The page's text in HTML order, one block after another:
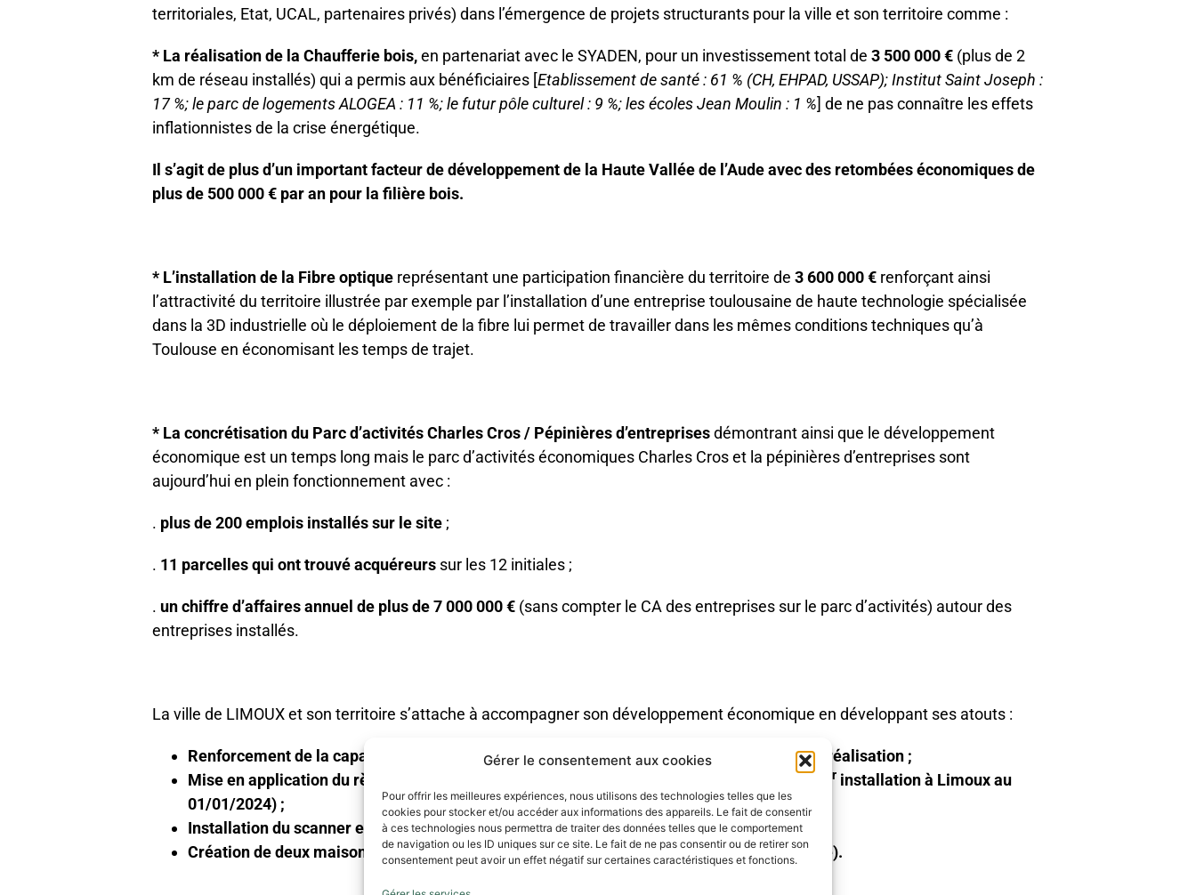
Gérer le consentement aux cookies
Pour offrir les meilleures expériences, nous utilisons des technologies telles que les
cookies pour stocker et/ou accéder aux informations des appareils. Le fait de consentir
à ces technologies nous permettra de traiter des données telles que le comportement
de navigation ou les ID uniques sur ce site. Le fait de ne pas consentir ou de retirer son
consentement peut avoir un effet négatif sur certaines caractéristiques et fonctions.
territoriales, Etat, UCAL, partenaires privés) dans l’émergence de projets structurants pour la ville et son territoire comme :
* La réalisation de la Chaufferie bois,en partenariat avec le SYADEN, pour un investissement total de3 500 000 € (plus de 2
km de réseau installés) qui a permis aux bénéficiaires [Etablissement de santé : 61 % (CH, EHPAD, USSAP); Institut Saint Joseph :
17 %; le parc de logements ALOGEA : 11 %; le futur pôle culturel : 9 %; les écoles Jean Moulin : 1 %] de ne pas connaître les effets
inflationnistes de la crise énergétique.
Il s’agit de plus d’un important facteur de développement de la Haute Vallée de l’Aude avec des retombées économiques de
plus de 500 000 € par an pour la filière bois.
* L’installation de la Fibre optique représentant une participation financière du territoire de 3 600 000 € renforçant ainsi
l’attractivité du territoire illustrée par exemple par l’installation d’une entreprise toulousaine de haute technologie spécialisée
dans la 3D industrielle où le déploiement de la fibre lui permet de travailler dans les mêmes conditions techniques qu’à
Toulouse en économisant les temps de trajet.
* La concrétisation du Parc d’activités Charles Cros / Pépinières d’entreprisesdémontrant ainsi que le développement
économique est un temps long mais le parc d’activités économiques Charles Cros et la pépinières d’entreprises sont
aujourd’hui en plein fonctionnement avec :
. plus de 200 emplois installés sur le site ;
. 11 parcelles qui ont trouvé acquéreurs sur les 12 initiales ;
. un chiffre d’affaires annuel de plus de 7 000 000 € (sans compter le CA des entreprises sur le parc d’activités) autour des
entreprises installés.
La ville de LIMOUX et son territoire s’attache à accompagner son développement économique en développant ses atouts :
Renforcement de la capacité d’accueil de la petite enfance avec deux projets en cours de réalisation ;
Mise en application du règlement communal d’aide à l’installation de jeunes médecins (1
er installation à Limoux au
01/01/2024) ;
Installation du scanner et bientôt d’un IRM ;
Création de deux maisons de santé pluridisciplinaires (Bellevèze du Razès et Saint Hilaire).